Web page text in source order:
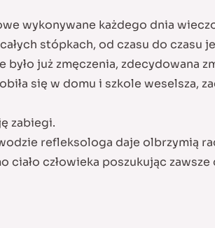
wykonywane każdego dnia
stópkach, od czasu do czasu
było już zmęczenia, zdecydowana
się w domu i szkole weselsza,
zabiegi.
refleksologa daje olbrzymią
ciało człowieka poszukując